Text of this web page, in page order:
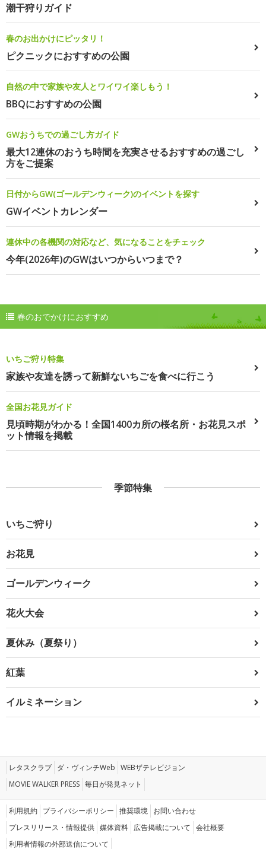
潮干狩りガイド
春のお出かけにピッタリ！
ピクニックにおすすめの公園
自然の中で家族や友人とワイワイ楽しもう！
BBQにおすすめの公園
GWおうちでの過ごし方ガイド
最大12連休のおうち時間を充実させるおすすめの過ごし
方をご提案
日付からGW(ゴールデンウィーク)のイベントを探す
GWイベントカレンダー
連休中の各機関の対応など、気になることをチェック
今年(2026年)のGWはいつからいつまで？
春のおでかけにおすすめ
いちご狩り特集
家族や友達を誘って新鮮ないちごを食べに行こう
全国お花見ガイド
見頃時期がわかる！全国1400カ所の桜名所・お花見スポ
ット情報を掲載
季節特集
いちご狩り
お花見
ゴールデンウィーク
花火大会
夏休み（夏祭り）
紅葉
イルミネーション
レタスクラブ ダ・ヴィンチWeb WEBザテレビジョン
MOVIE WALKER PRESS 毎日が発見ネット
利用規約 プライバシーポリシー 推奨環境 お問い合わせ
プレスリリース・情報提供 媒体資料 広告掲載について 会社概要
利用者情報の外部送信について